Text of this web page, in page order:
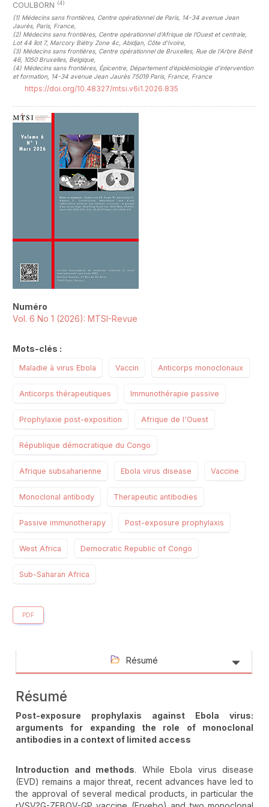
COULBORN (4)
(1) Médecins sans frontières, Centre opérationnel de Paris, 14-34 avenue Jean
Jaurès, Paris, France,
(2) Médecins sans frontières, Centre opérationnel d’Afrique de l’Ouest et centrale,
Lot 44 îlot 7, Marcory Biétry Zone 4c, Abidjan, Côte d'Ivoire,
(3) Médecins sans frontières, Centre opérationnel de Bruxelles, Rue de l'Arbre Bénit
46, 1050 Bruxelles, Belgique,
(4) Médecins sans frontières, Épicentre, Département d’épidémiologie d’intervention
et formation, 14-34 avenue Jean Jaurès 75019 Paris, France, France
https://doi.org/10.48327/mtsi.v6i1.2026.835
Numéro
Vol. 6 No 1 (2026): MTSI-Revue
Mots-clés :
Maladie à virus Ebola Vaccin Anticorps monoclonaux
Anticorps thérapeutiques Immunothérapie passive
Prophylaxie post-exposition Afrique de l'Ouest
République démocratique du Congo
Afrique subsaharienne Ebola virus disease Vaccine
Monoclonal antibody Therapeutic antibodies
Passive immunotherapy Post-exposure prophylaxis
West Africa Democratic Republic of Congo
Sub-Saharan Africa
PDF
Résumé
Résumé
Post-exposure prophylaxis against Ebola virus:
arguments for expanding the role of monoclonal
antibodies in a context of limited access
Introduction and methods. While Ebola virus disease
(EVD) remains a major threat, recent advances have led to
the approval of several medical products, in particular the